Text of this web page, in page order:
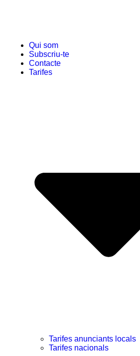
Qui som
Subscriu-te
Contacte
Tarifes
Tarifes anunciants locals
Tarifes nacionals